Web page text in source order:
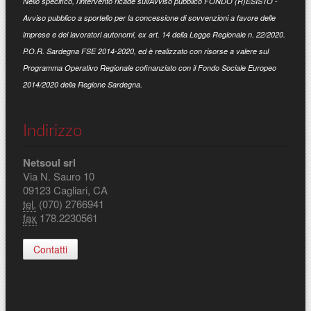
Avviso pubblico a sportello per la concessione di sovvenzioni a favore delle
imprese e dei lavoratori autonomi, ex art. 14 della Legge Regionale n. 22/2020.
P.O.R. Sardegna FSE 2014-2020, ed è realizzato con risorse a valere sul
Programma Operativo Regionale cofinanziato con il Fondo Sociale Europeo
2014/2020 della Regione Sardegna.
Indirizzo
Netsoul srl
Via N. Sauro 10
09123 Cagliari, CA
tel. (070) 2766941
fax 178.2230561
Contatti